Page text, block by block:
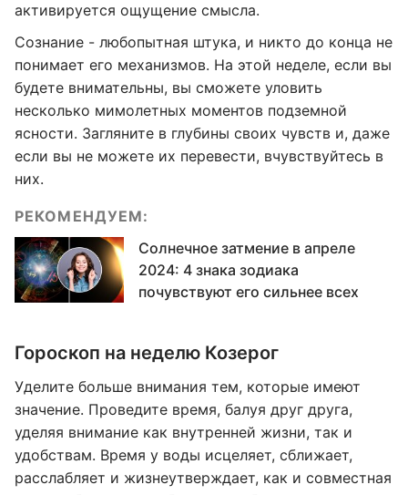
активируется ощущение смысла.
Сознание - любопытная штука, и никто до конца не
понимает его механизмов. На этой неделе, если вы
будете внимательны, вы сможете уловить
несколько мимолетных моментов подземной
ясности. Загляните в глубины своих чувств и, даже
если вы не можете их перевести, вчувствуйтесь в
них.
РЕКОМЕНДУЕМ:
Солнечное затмение в апреле
2024: 4 знака зодиака
почувствуют его сильнее всех
Гороскоп на неделю Козерог
Уделите больше внимания тем, которые имеют
значение. Проведите время, балуя друг друга,
уделяя внимание как внутренней жизни, так и
удобствам. Время у воды исцеляет, сближает,
расслабляет и жизнеутверждает, как и совместная